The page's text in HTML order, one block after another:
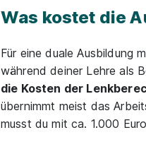
Was kostet die
Für eine duale Ausbildung
während deiner Lehre als
die Kosten der
übernimmt meist das
musst du mit ca. 1.000